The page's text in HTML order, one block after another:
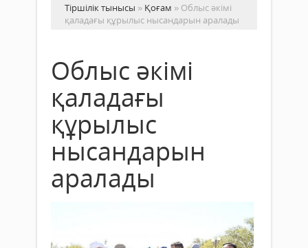
Тіршілік тынысы » Қоғам » Облыс әкімі
қаладағы құрылыс нысандарын аралады
Облыс әкімі
қаладағы
құрылыс
нысандарын
аралады